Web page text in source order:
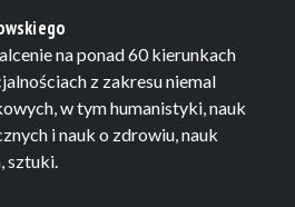
na ponad 60 kierunkach
z zakresu niemal
w tym humanistyki, nauk
i nauk o zdrowiu, nauk
sztuki.